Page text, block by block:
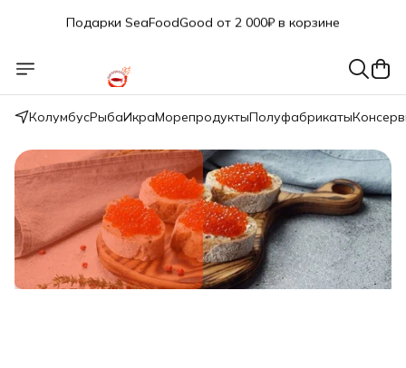
Подарки SeaFoodGood от 2 000₽ в корзине
при оплате наличными
🎁 Бесплатная доставка при заказе от 5 000 руб.
КолумбусРыбаИкраМорепродуктыПолуфабрикаты